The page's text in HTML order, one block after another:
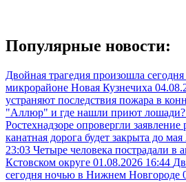
Популярные новости:
Двойная трагедия произошла
микрорайоне Новая Кузнечиха
устраняют последствия пожара в
"Аллюр" и где нашли приют лошади?
Ростехнадзоре опровергли
канатная дорога будет закрыта до мая
23:03 Четыре человека пострадали в
Кстовском округе 01.08.2026 16:44
сегодня ночью в Нижнем Новгороде